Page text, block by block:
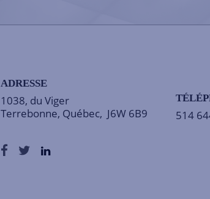
ADRESSE
1038, du Viger
Terrebonne, Québec, J6W 6B9
514